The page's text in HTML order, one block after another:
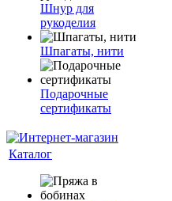
Шнур для
рукоделия
Шпагаты, нити
Подарочные
сертификаты
Каталог